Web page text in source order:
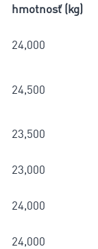
hmotnosť (kg)
24,000
24,500
23,500
23,000
24,000
24,000